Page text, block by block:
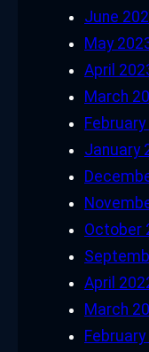
June
May
April
March
January
October
April
March